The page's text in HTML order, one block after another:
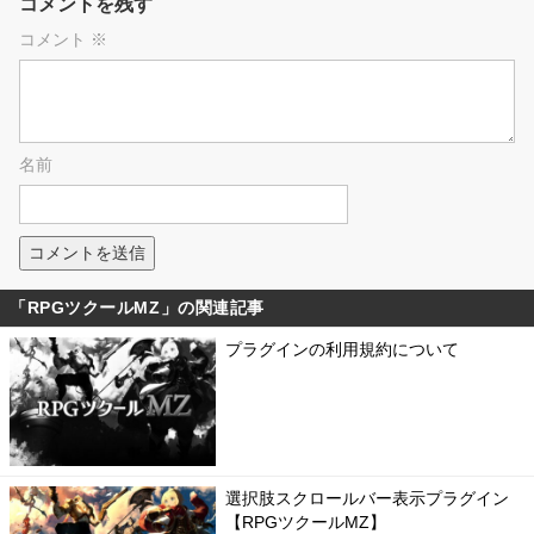
コメントを残す
コメント ※
名前
「RPGツクールMZ」の関連記事
プラグインの利用規約について
選択肢スクロールバー表示プラグイン
【RPGツクールMZ】